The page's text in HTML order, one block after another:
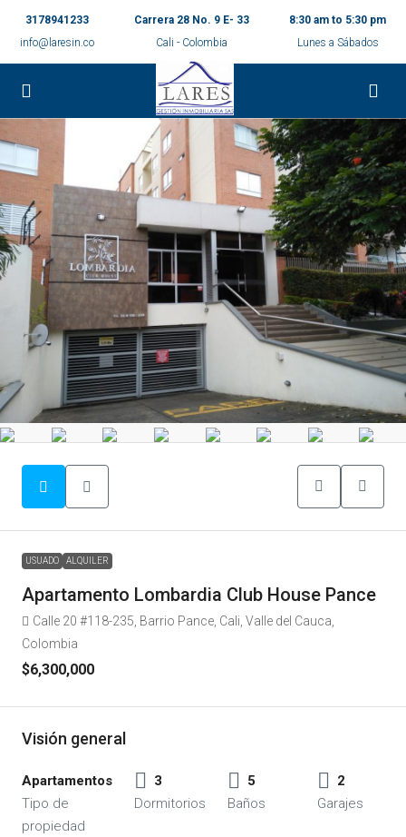
3178941233
info@laresin.co
Carrera 28 No. 9 E- 33
Cali - Colombia
8:30 am to 5:30 pm
Lunes a Sábados
USUADO ALQUILER
Apartamento Lombardia Club House Pance
Calle 20 #118-235, Barrio Pance, Cali, Valle del Cauca,
Colombia
$6,300,000
Visión general
Apartamentos
Tipo de
propiedad
3
Dormitorios
5
Baños
2
Garajes